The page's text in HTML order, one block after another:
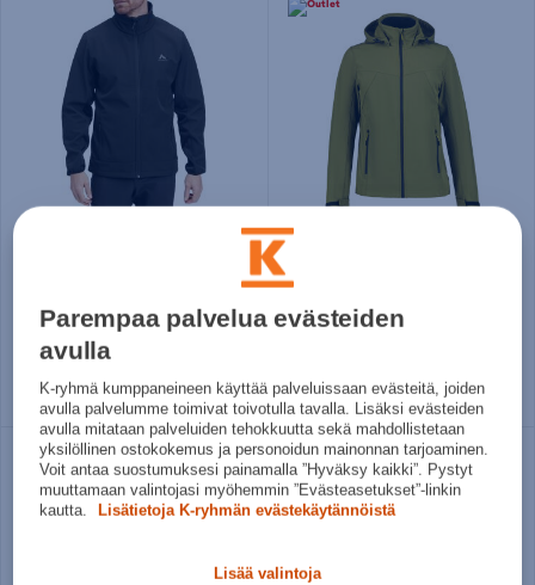
39,95€
Norm. hinta:49,95€
30pv alin hinta: 39,95€
Useita kokoja
40,50€
Useita kokoja
Parempaa palvelua evästeiden
avulla
K-ryhmä kumppaneineen käyttää palveluissaan evästeitä, joiden
avulla palvelumme toimivat toivotulla tavalla. Lisäksi evästeiden
avulla mitataan palveluiden tehokkuutta sekä mahdollistetaan
yksilöllinen ostokokemus ja personoidun mainonnan tarjoaminen.
Voit antaa suostumuksesi painamalla ”Hyväksy kaikki”. Pystyt
muuttamaan valintojasi myöhemmin ”Evästeasetukset”-linkin
kautta.
Lisätietoja K-ryhmän evästekäytännöistä
Lisää valintoja